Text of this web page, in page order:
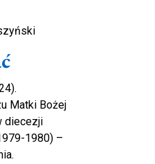
Matki Bożej
diecezji
1980) –